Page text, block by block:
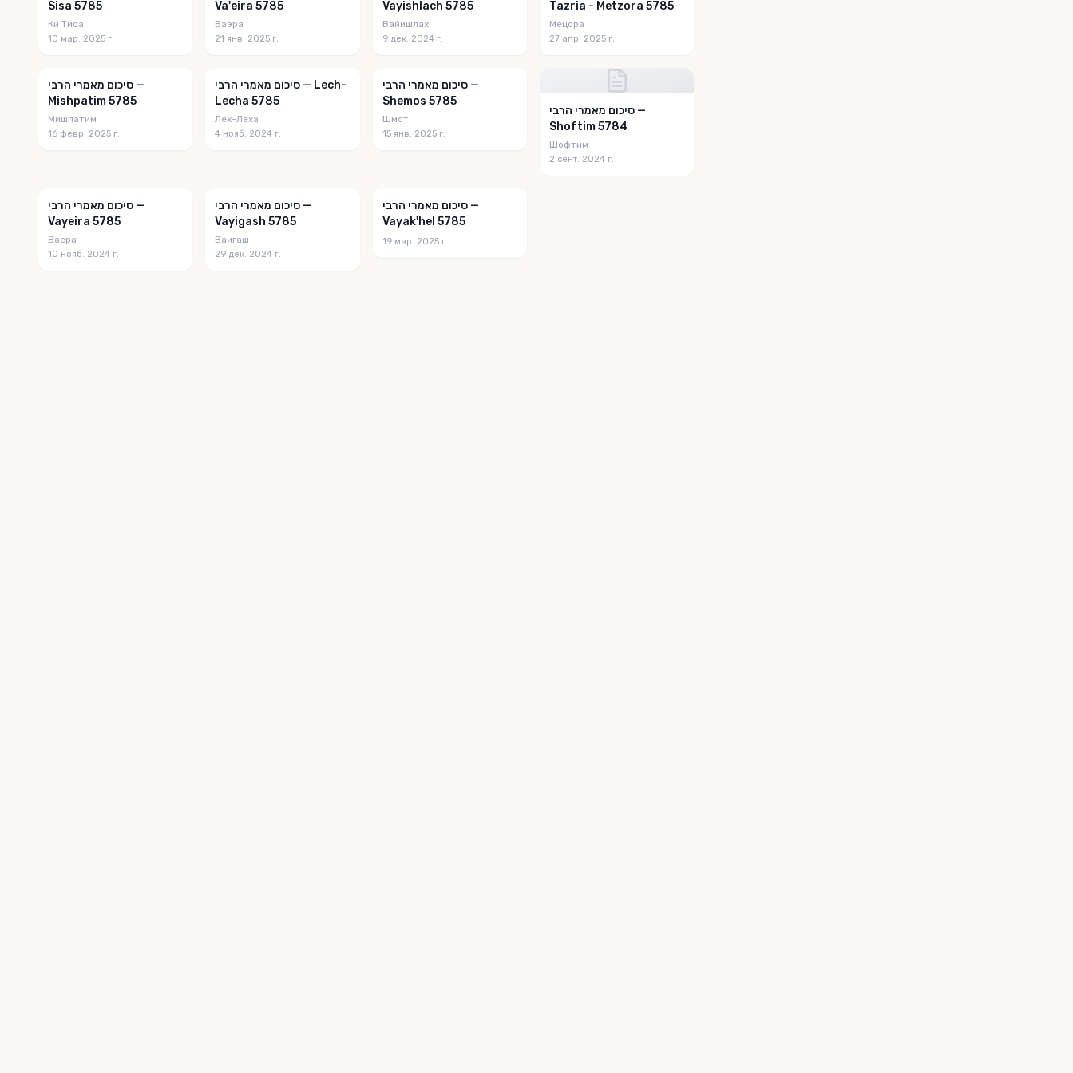
Sisa 5785
Ки Тиса
10 мар. 2025 г.
Va'eira 5785
Ваэра
21 янв. 2025 г.
Vayishlach 5785
Вайишлах
9 дек. 2024 г.
Tazria - Metzora 5785
Мецора
27 апр. 2025 г.
סיכום מאמרי הרבי —
Mishpatim 5785
Мишпатим
16 февр. 2025 г.
סיכום מאמרי הרבי — Lech-
Lecha 5785
Лех-Леха
4 нояб. 2024 г.
סיכום מאמרי הרבי —
Shemos 5785
Шмот
15 янв. 2025 г.
סיכום מאמרי הרבי —
Shoftim 5784
Шофтим
2 сент. 2024 г.
סיכום מאמרי הרבי —
Vayeira 5785
Ваера
10 нояб. 2024 г.
סיכום מאמרי הרבי —
Vayigash 5785
Ваигаш
29 дек. 2024 г.
סיכום מאמרי הרבי —
Vayak'hel 5785
19 мар. 2025 г.